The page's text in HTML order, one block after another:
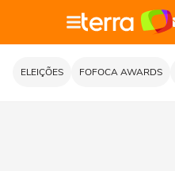
ELEIÇÕES FOFOCA AWARDS